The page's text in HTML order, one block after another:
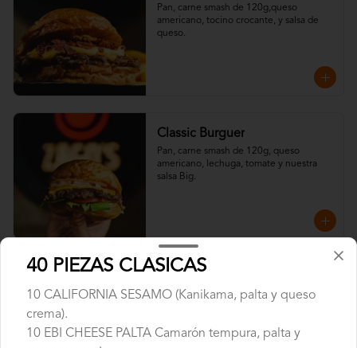
Pan, carne smash de 120g,queso
americano, tocino crocante, y salsa de
queso.
Classic Burguer
Pan, carne smash de 120g, queso
americano, lechuga, tomate y nuestra
salsa Big.
Pan, DOBLE CARNE smash de 120g,
40 PIEZAS CLASICAS
10 CALIFORNIA SESAMO (Kanikama, palta y queso
crema).
10 EBI CHEESE PALTA Camarón tempura, palta y